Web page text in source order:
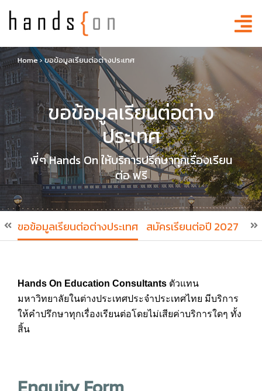
Home›ขอข้อมูลเรียนต่อต่างประเทศ
ขอข้อมูลเรียนต่อต่าง
ประเทศ
พี่ๆ Hands On ให้บริการปรึกษาทุกเรื่องเรียน
ต่อ ฟรี
ขอข้อมูลเรียนต่อต่างประเทศ สมัครเรียนต่อปี 2027 ส
Hands On Education Consultants ตัวแทน
มหาวิทยาลัยในต่างประเทศประจำประเทศไทย มีบริการ
ให้คำปรึกษาทุกเรื่องเรียนต่อโดยไม่เสียค่าบริการใดๆ ทั้ง
สิ้น